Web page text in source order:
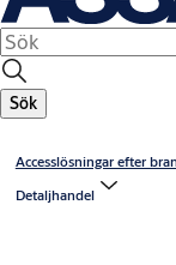
Sök
Accesslösningar efter
Detaljhandel